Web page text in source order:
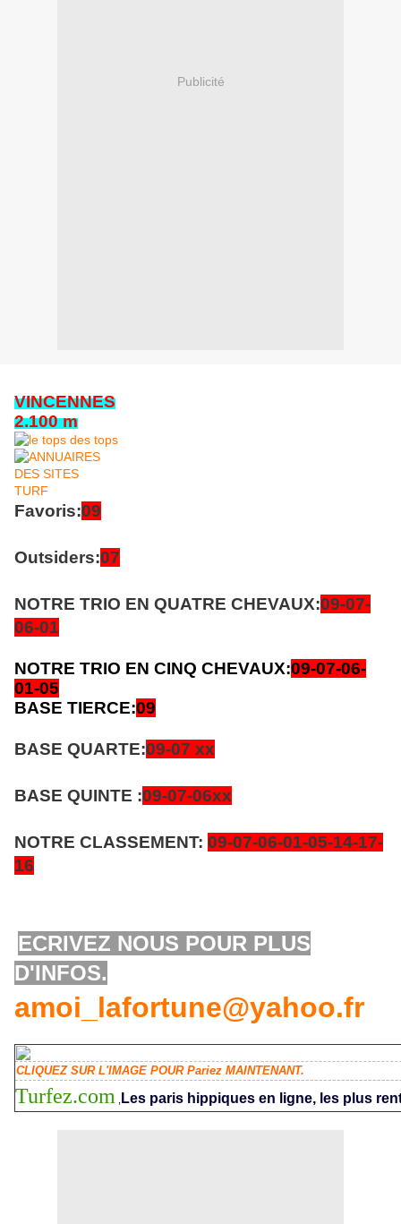
Publicité
VINCENNES
2.100 m
Favoris:09
Outsiders:07
NOTRE TRIO EN QUATRE CHEVAUX:09-07-
06-01
NOTRE TRIO EN CINQ CHEVAUX:09-07-06-
01-05
BASE TIERCE:09
BASE QUARTE:09-07 xx
BASE QUINTE :09-07-06xx
NOTRE CLASSEMENT: 09-07-06-01-05-14-17-
16
ECRIVEZ NOUS POUR PLUS
D'INFOS.
amoi_lafortune@yahoo.fr
CLIQUEZ SUR L'IMAGE POUR Pariez MAINTENANT.
Turfez.com Les paris hippiques en ligne, les plus